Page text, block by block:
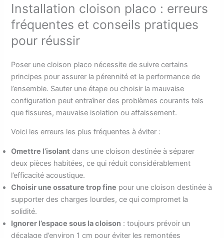
Installation cloison placo : erreurs
fréquentes et conseils pratiques
pour réussir
Poser une cloison placo nécessite de suivre certains
principes pour assurer la pérennité et la performance de
l’ensemble. Sauter une étape ou choisir la mauvaise
configuration peut entraîner des problèmes courants tels
que fissures, mauvaise isolation ou affaissement.
Voici les erreurs les plus fréquentes à éviter :
Omettre l’isolant dans une cloison destinée à séparer
deux pièces habitées, ce qui réduit considérablement
l’efficacité acoustique.
Choisir une ossature trop fine pour une cloison destinée à
supporter des charges lourdes, ce qui compromet la
solidité.
Ignorer l’espace sous la cloison : toujours prévoir un
décalage d’environ 1 cm pour éviter les remontées